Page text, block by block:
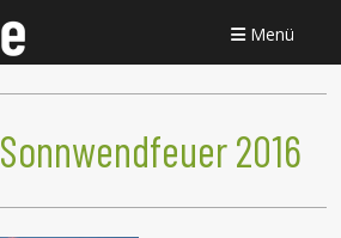
Menü
Sonnwendfeuer 2016